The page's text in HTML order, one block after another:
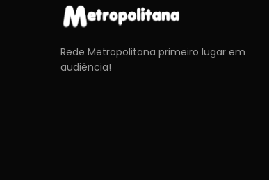
Rede Metropolitana primeiro lugar em
audiência!